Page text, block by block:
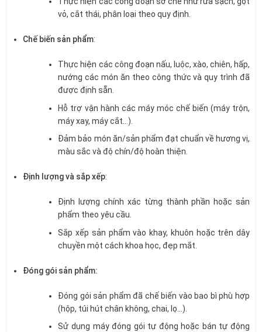
vỏ, cắt thái, phân loại theo quy định.
Chế biến sản phẩm:
Thực hiện các công đoạn nấu, luộc, xào, chiên, hấp,
nướng các món ăn theo công thức và quy trình đã
được định sẵn.
Hỗ trợ vận hành các máy móc chế biến (máy trộn,
máy xay, máy cắt…).
Đảm bảo món ăn/sản phẩm đạt chuẩn về hương vị,
màu sắc và độ chín/độ hoàn thiện.
Định lượng và sắp xếp:
Định lượng chính xác từng thành phần hoặc sản
phẩm theo yêu cầu.
Sắp xếp sản phẩm vào khay, khuôn hoặc trên dây
chuyền một cách khoa học, đẹp mắt.
Đóng gói sản phẩm:
Đóng gói sản phẩm đã chế biến vào bao bì phù hợp
(hộp, túi hút chân không, chai, lọ…).
Sử dụng máy đóng gói tự động hoặc bán tự động